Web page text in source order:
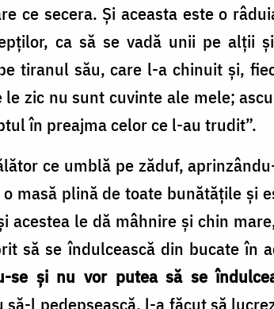
ce secera. Și aceasta este o
ca să se vadă unii pe alții
tiranul său, care l-a chinuit și,
le zic nu sunt cuvinte ale mele;
în preajma celor ce l-au trudit”.
ce umblă pe zăduf,
masă plină de toate bunătățile și
acestea le dă mâhnire și chin
să se îndulcească din bucate în
se și nu vor putea să se
să-l pedepsească, l-a făcut să